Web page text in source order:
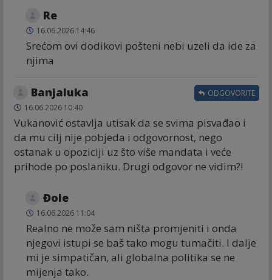
Re
16.06.2026 14:46
Srećom ovi dodikovi pošteni nebi uzeli da ide za
njima
Banjaluka
16.06.2026 10:40
Vukanović ostavlja utisak da se svima pisvađao i
da mu cilj nije pobjeda i odgovornost, nego
ostanak u opoziciji uz što više mandata i veće
prihode po poslaniku. Drugi odgovor ne vidim?!
ODGOVORITE
Đole
16.06.2026 11:04
Realno ne može sam ništa promjeniti i onda
njegovi istupi se baš tako mogu tumačiti. I dalje
mi je simpatičan, ali globalna politika se ne
mijenja tako.